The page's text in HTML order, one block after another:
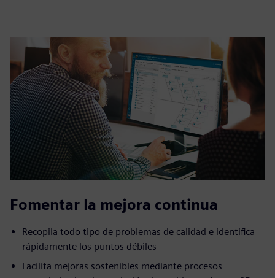
Fomentar la mejora continua
Recopila todo tipo de problemas de calidad e identifica
rápidamente los puntos débiles
Facilita mejoras sostenibles mediante procesos